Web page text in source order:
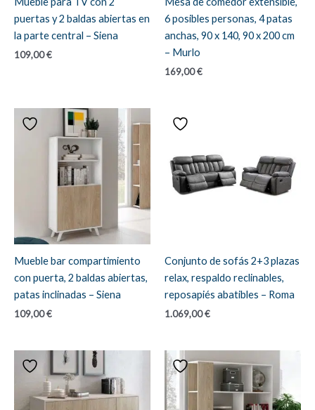
puertas y 2 baldas abiertas en
la parte central – Siena
109,00€
6 posibles personas, 4 patas
anchas, 90 x 140, 90 x 200 cm
– Murlo
169,00€
Mueble bar compartimiento
con puerta, 2 baldas abiertas,
patas inclinadas – Siena
109,00€
Conjunto de sofás 2+3 plazas
relax, respaldo reclinables,
reposapiés abatibles – Roma
1.069,00€